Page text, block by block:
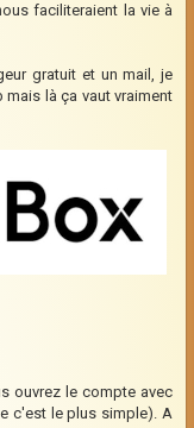
faciliteraient la vie à
gratuit et un mail, je
là ça vaut vraiment
ouvrez le compte avec
c'est le plus simple). A